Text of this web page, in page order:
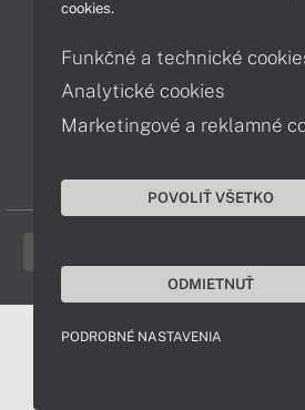
Ochrana osobných
Vrátenie tovaru
Vyhlásenie o
cookies.
Funkčné a technické
Analytické cookies
Marketingové a reklamné
POVOLIŤ VŠETKO
ODMIETNUŤ
PODROBNÉ NASTAVENIA